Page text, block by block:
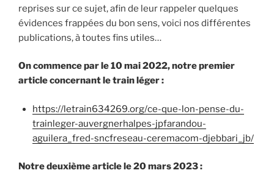
reprises sur ce sujet, afin de leur rappeler quelques
évidences frappées du bon sens, voici nos différentes
publications, à toutes fins utiles…
On commence par le 10 mai 2022, notre premier
article concernant le train léger :
https://letrain634269.org/ce-que-lon-pense-du-
trainleger-auvergnerhalpes-jpfarandou-
aguilera_fred-sncfreseau-ceremacom-djebbari_jb/
Notre deuxième article le 20 mars 2023 :